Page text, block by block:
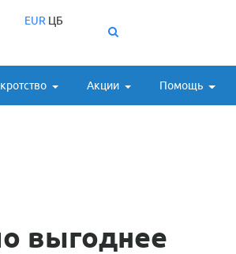
EUR ЦБ
Акции Помощь
выгоднее